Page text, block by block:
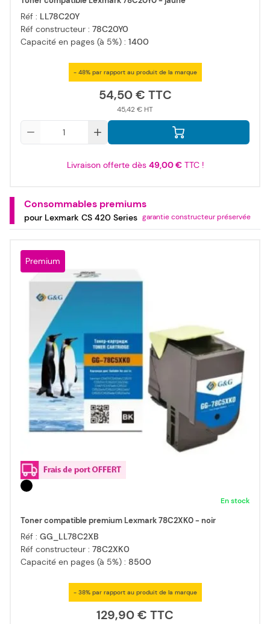
Réf : LL78C20Y
Réf constructeur : 78C20Y0
Capacité en pages (à 5%) : 1400
- 48% par rapport au produit de la marque
54,50 €
45,42 €
Livraison offerte dès 49,00 €TTC !
Consommables premiums
garantie constructeur préservée
pour Lexmark CS 420 Series
Premium
En stock
Toner compatible premium Lexmark 78C2XK0 - noir
Réf : GG_LL78C2XB
Réf constructeur : 78C2XK0
Capacité en pages (à 5%) : 8500
- 38% par rapport au produit de la marque
129,90 €